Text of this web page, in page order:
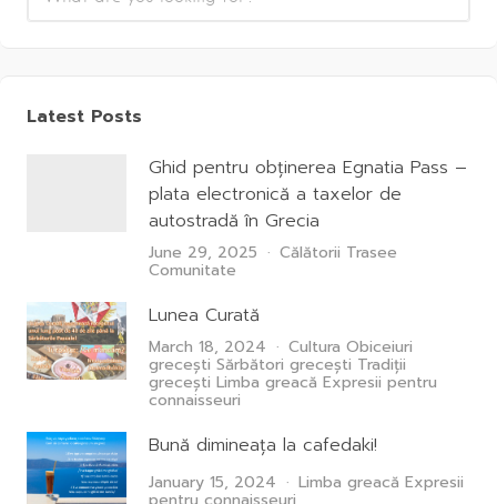
Latest Posts
Ghid pentru obținerea Egnatia Pass –
plata electronică a taxelor de
autostradă în Grecia
June 29, 2025 Călătorii Trasee
Comunitate
Lunea Curată
March 18, 2024 Cultura Obiceiuri
grecești Sărbători grecești Tradiții
grecești Limba greacă Expresii pentru
connaisseuri
Bună dimineața la cafedaki!
January 15, 2024 Limba greacă Expresii